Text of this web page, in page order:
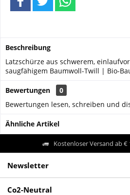
Beschreibung
Latzschürze aus schwerem,
saugfähigem Baumwoll-Twill | Bio-
Bewertungen
0
Bewertungen lesen, schreiben und
Ähnliche Artikel
Kostenloser Versand ab €
Newsletter
Co2-Neutral